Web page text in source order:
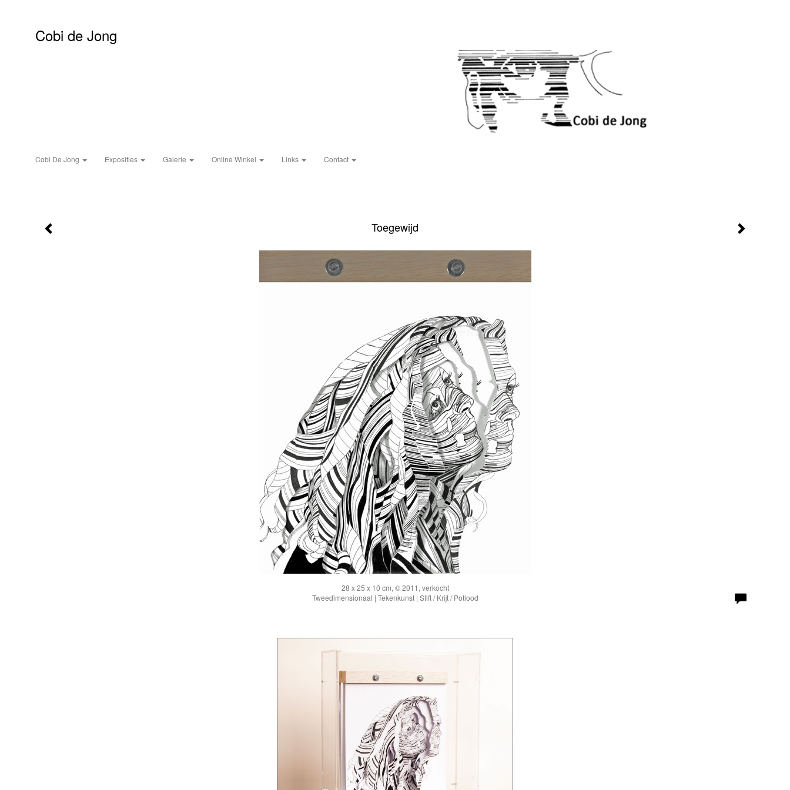
Cobi de Jong
Cobi De Jong Exposities Galerie Online Winkel Links Contact
Toegewijd
28 x 25 x 10 cm, © 2011, verkocht
Tweedimensionaal | Tekenkunst | Stift / Krijt / Potlood